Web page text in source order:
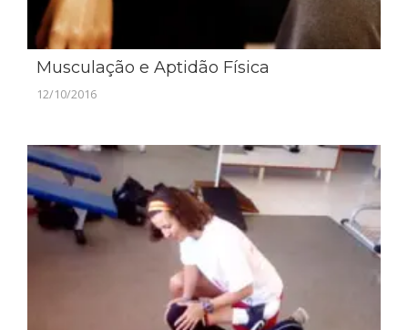
Musculação e Aptidão Física
12/10/2016